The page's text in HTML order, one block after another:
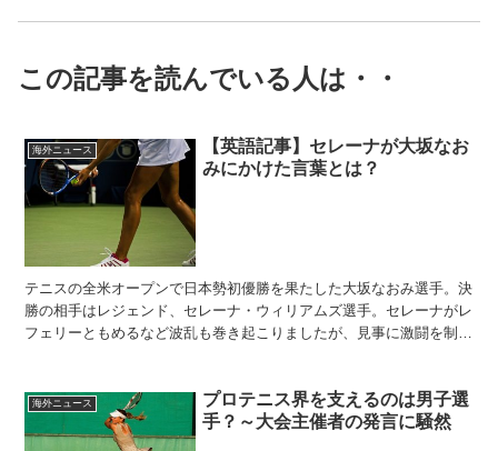
この記事を読んでいる人は・・
海外ニュース
【英語記事】セレーナが大坂なお
みにかけた言葉とは？
テニスの全米オープンで日本勢初優勝を果たした大坂なおみ選手。決
勝の相手はレジェンド、セレーナ・ウィリアムズ選手。セレーナがレ
フェリーともめるなど波乱も巻き起こりましたが、見事に激闘を制し
海外ニュース
プロテニス界を支えるのは男子選
手？～大会主催者の発言に騒然